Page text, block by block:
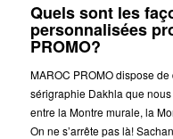
Quels sont les
personnalisées
PROMO?
MAROC PROMO dispose
sérigraphie Dakhla que
entre la Montre murale, la
On ne s’arrête pas là!